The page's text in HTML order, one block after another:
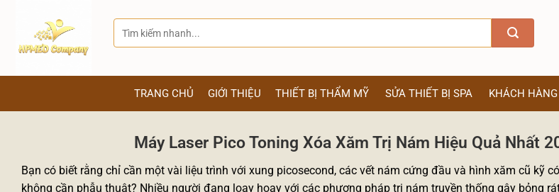
kiếm:
TRANG CHỦ GIỚI THIỆU THIẾT BỊ THẨM MỸ SỬA THIẾT BỊ SPA KHÁCH
Máy Laser Pico Toning Xóa Xăm Trị Nám Hiệu Quả Nhất
Bạn có biết rằng chỉ cần một vài liệu trình với xung picosecond, các vết nám cứng đầu và hình xăm cũ kỹ
không cần phẫu thuật? Nhiều người đang loay hoay với các phương pháp trị nám truyền thống gây bỏng